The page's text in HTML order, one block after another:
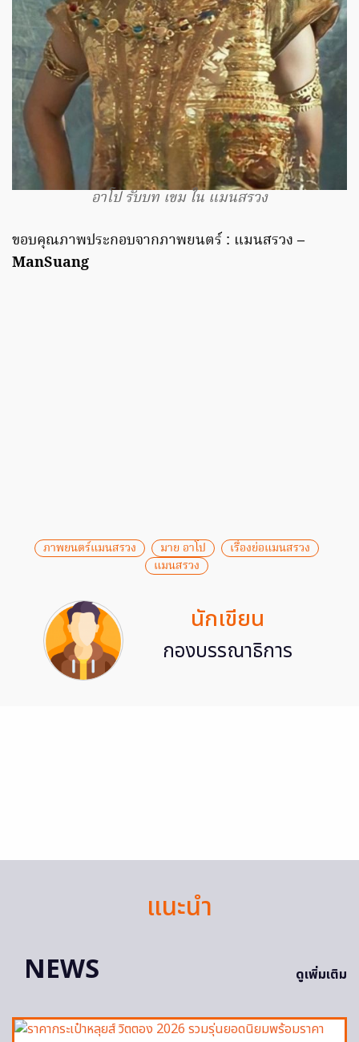
อาโป รับบท เขม ใน แมนสรวง
ขอบคุณภาพประกอบจากภาพยนตร์ : แมนสรวง –
ManSuang
ภาพยนตร์แมนสรวง มาย อาโป
เรื่องย่อแมนสรวง
แมนสรวง
นักเขียน
กองบรรณาธิการ
แนะนำ
NEWS
ดูเพิ่มเติม